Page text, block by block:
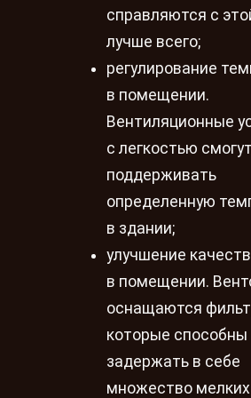
справляются с
лучше всего;
регулирование
в помещении.
Вентиляционные
с легкостью смогут
поддерживать
определенную
в здании;
улучшение
в помещении.
оснащаются
которые способны
задержать в себе
множество мелких